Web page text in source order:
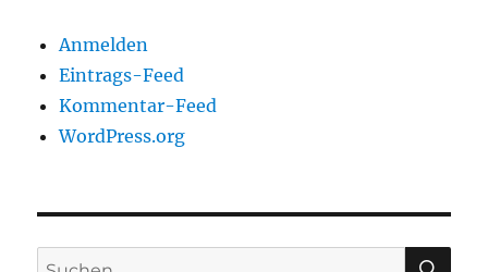
Anmelden
Eintrags-Feed
Kommentar-Feed
WordPress.org
Suchen